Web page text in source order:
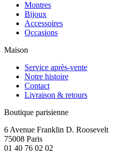
Montres
Bijoux
Accessoires
Occasions
Maison
Service après-vente
Notre histoire
Contact
Livraison & retours
Boutique parisienne
6 Avenue Franklin D. Roosevelt
75008 Paris
01 40 76 02 02